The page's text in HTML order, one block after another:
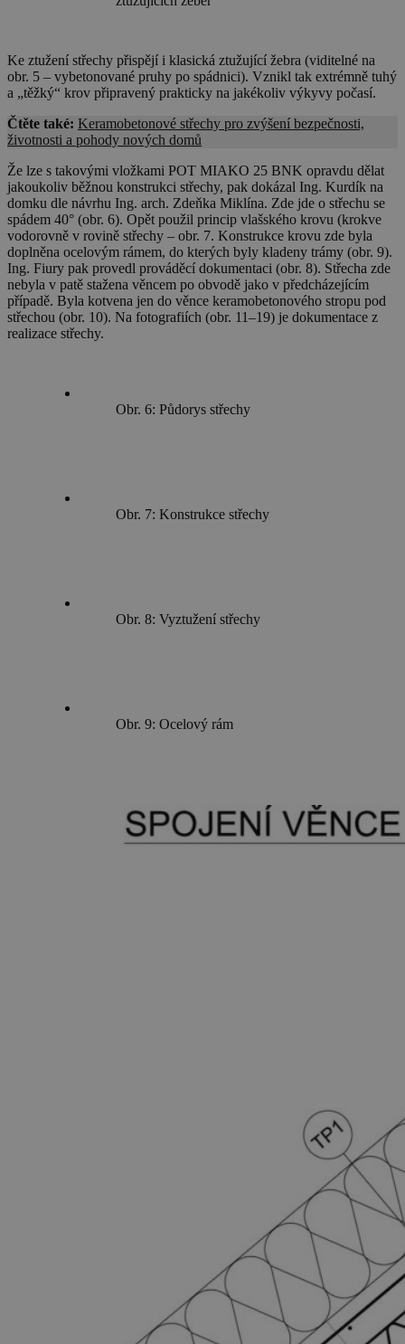
Ke ztužení střechy přispějí i klasická ztužující žebra (viditelné na
obr. 5 – vybetonované pruhy po spádnici). Vznikl tak extrémně tuhý
a „těžký“ krov připravený prakticky na jakékoliv výkyvy počasí.
Čtěte také: Keramobetonové střechy pro zvýšení bezpečnosti,
životnosti a pohody nových domů
Že lze s takovými vložkami POT MIAKO 25 BNK opravdu dělat
jakoukoliv běžnou konstrukci střechy, pak dokázal Ing. Kurdík na
domku dle návrhu Ing. arch. Zdeňka Miklína. Zde jde o střechu se
spádem 40° (obr. 6). Opět použil princip vlašského krovu (krokve
vodorovně v rovině střechy – obr. 7. Konstrukce krovu zde byla
doplněna ocelovým rámem, do kterých byly kladeny trámy (obr. 9).
Ing. Fiury pak provedl prováděcí dokumentaci (obr. 8). Střecha zde
nebyla v patě stažena věncem po obvodě jako v předcházejícím
případě. Byla kotvena jen do věnce keramobetonového stropu pod
střechou (obr. 10). Na fotografiích (obr. 11–19) je dokumentace z
realizace střechy.
Obr. 6: Půdorys střechy
Obr. 7: Konstrukce střechy
Obr. 8: Vyztužení střechy
Obr. 9: Ocelový rám